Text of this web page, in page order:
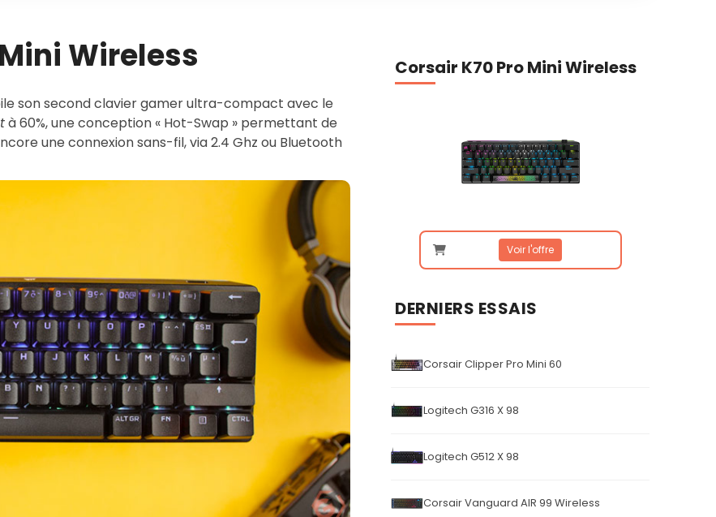
Wireless
son second clavier gamer ultra-compact avec le
à 60%, une conception « Hot-Swap » permettant de
une connexion sans-fil, via 2.4 Ghz ou Bluetooth
Corsair K70 Pro Mini Wireless
Voir l'offre
DERNIERS ESSAIS
Corsair Clipper Pro Mini 60
Logitech G316 X 98
Logitech G512 X 98
Corsair Vanguard AIR 99 Wireless